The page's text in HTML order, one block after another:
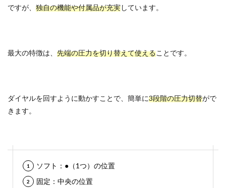
ですが、 独自の機能や付属品が充実しています。
最大の特徴は、 先端の圧力を切り替えて使えることです。
ダイヤルを回すように動かすことで、簡単に3段階の圧力切替がで
きます。
ソフト：●（1つ）の位置
固定：中央の位置